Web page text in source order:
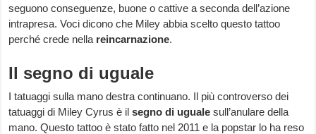
seguono conseguenze, buone o cattive a seconda dell’azione
intrapresa. Voci dicono che Miley abbia scelto questo tattoo
perché crede nella reincarnazione.
Il segno di uguale
I tatuaggi sulla mano destra continuano. Il più controverso dei
tatuaggi di Miley Cyrus è ilsegno di uguale sull’anulare della
mano. Questo tattoo è stato fatto nel 2011 e la popstar lo ha reso